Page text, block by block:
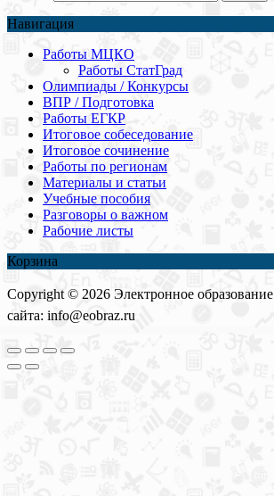
Навигация
Работы МЦКО
Работы СтатГрад
Олимпиады / Конкурсы
ВПР / Подготовка
Работы ЕГКР
Итоговое собеседование
Итоговое сочинение
Работы по регионам
Материалы и статьи
Учебные пособия
Разговоры о важном
Рабочие листы
Корзина
Copyright © 2026 Электронное
сайта: info@eobraz.ru